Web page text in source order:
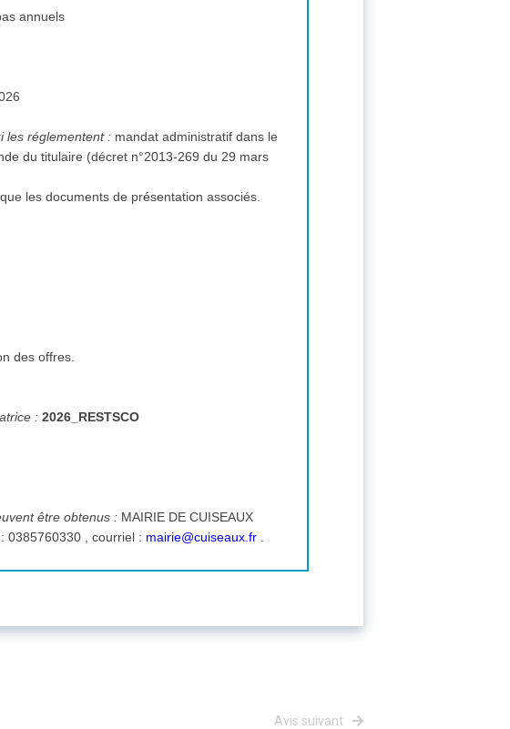
annuels
Modalités essentielles de financement et de paiement et/ou références aux textes qui les réglementent : mandat administratif dans le
du titulaire (décret n°2013-269 du 29 mars
les documents de présentation associés.
date limite de réception des offres.
:2026_RESTSCO
être obtenus : MAIRIE DE CUISEAUX
Virginie GROS 1 Place Puvis de Chavannes 71480 CUISEAUX , tél. : 0385760330 , courriel : mairie@cuiseaux.fr
Avis suivant